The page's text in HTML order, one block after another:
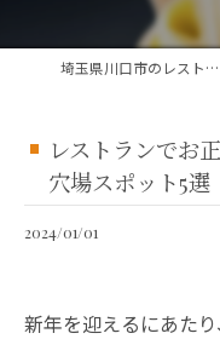
埼玉県川口市のレストランならレストラン ル・マルシェ
レストランでお
穴場スポット5選
2024/01/01
新年を迎えるにあた